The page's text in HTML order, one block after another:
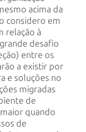
acima da
considero em
relação à
desafio
entre os
a existir por
e soluções no
migradas
de
quando
de